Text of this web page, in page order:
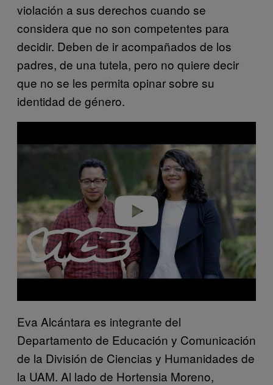
violación a sus derechos cuando se
considera que no son competentes para
decidir. Deben de ir acompañados de los
padres, de una tutela, pero no quiere decir
que no se les permita opinar sobre su
identidad de género.
a
Eva Alcántara es integrante del
Departamento de Educación y Comunicación
de la División de Ciencias y Humanidades de
la UAM. Al lado de Hortensia Moreno,